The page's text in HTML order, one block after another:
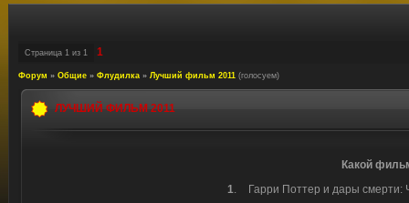
Страница 1 из 1 1
Форум » Общие » Флудилка » Лучший фильм 2011 (голосуем)
ЛУЧШИЙ ФИЛЬМ 2011
Какой
1.
Гарри Поттер и дары смерти: